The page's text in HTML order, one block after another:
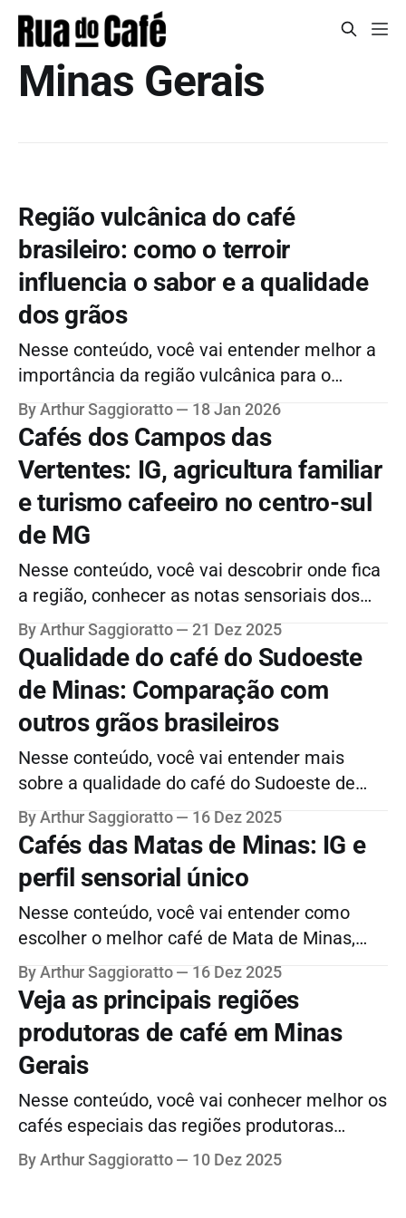
Minas Gerais
Região vulcânica do café
brasileiro: como o terroir
influencia o sabor e a qualidade
dos grãos
Nesse conteúdo, você vai entender melhor a
importância da região vulcânica para o
cultivo do café brasileiro, quais as regiões
produtoras que têm esse tipo de solo, como
são os grãos e muito mais.
By Arthur Saggioratto 18 Jan 2026
Cafés dos Campos das
Vertentes: IG, agricultura familiar
e turismo cafeeiro no centro-sul
de MG
Nesse conteúdo, você vai descobrir onde fica
a região, conhecer as notas sensoriais dos
cafés especiais, ficar por dentro do Circuito
de Café de Campos das Vertentes e muito
mais!
By Arthur Saggioratto 21 Dez 2025
Qualidade do café do Sudoeste
de Minas: Comparação com
outros grãos brasileiros
Nesse conteúdo, você vai entender mais
sobre a qualidade do café do Sudoeste de
Minas, conhecer suas notas sensoriais e a
comparação com os grãos de outras regiões
produtoras brasileiras, descobrir onde
comprar, muito mais.
By Arthur Saggioratto 16 Dez 2025
Cafés das Matas de Minas: IG e
perfil sensorial único
Nesse conteúdo, você vai entender como
escolher o melhor café de Mata de Minas,
além de descobrir o que tem de tão especial
nos grãos dessa região consolidada e saber
mais sobre terroir e muito mais!
By Arthur Saggioratto 16 Dez 2025
Veja as principais regiões
produtoras de café em Minas
Gerais
Nesse conteúdo, você vai conhecer melhor os
cafés especiais das regiões produtoras
mineiras, descobrir quais as variedades
cultivadas e as principais notas sensoriais e
By Arthur Saggioratto 10 Dez 2025